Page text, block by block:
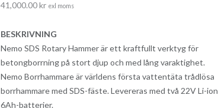
41,000.00kr exl moms
BESKRIVNING
Nemo SDS Rotary Hammer är ett kraftfullt verktyg för
betongborrning på stort djup och med lång varaktighet.
Nemo Borrhammare är världens första vattentäta trådlösa
borrhammare med SDS-fäste. Levereras med två 22V Li-ion
6Ah-batterier.